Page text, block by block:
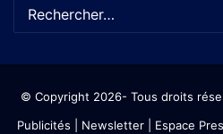
© Copyright 2026- Tous droits
Publicités
Newsletter| Espace